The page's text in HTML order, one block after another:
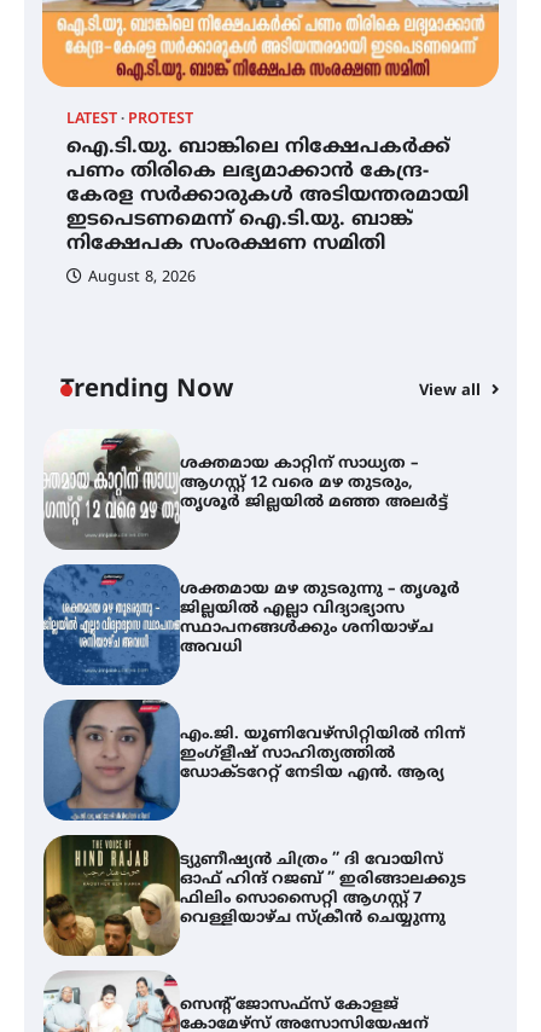
LATEST PROTEST
ഐ.ടി.യു. ബാങ്കിലെ നിക്ഷേപകർക്ക്
പണം തിരികെ ലഭ്യമാക്കാൻ കേന്ദ്ര-
കേരള സർക്കാരുകൾ അടിയന്തരമായി
ഇടപെടണമെന്ന് ഐ.ടി.യു. ബാങ്ക്
നിക്ഷേപക സംരക്ഷണ സമിതി
August 8, 2026
Trending Now View all
ട്യുണീഷ്യൻ ചിത്രം ” ദി വോയിസ്
ഓഫ് ഹിന്ദ് റജബ് ” ഇരിങ്ങാലക്കുട
ഫിലിം സൊസൈറ്റി ആഗസ്റ്റ് 7
സെന്റ് ജോസഫ്സ് കോളജ്
കോമേഴ്‌സ് അസോസിയേഷന്
തുടക്കമായി
ഇടപെടണമെന്ന് ഐ.ടി.യു. ബാങ്ക്
നിക്ഷേപക സംരക്ഷണ സമിതി
ശക്തമായ കാറ്റിന് സാധ്യത –
ആഗസ്റ്റ് 12 വരെ മഴ തുടരും,
തൃശൂർ ജില്ലയിൽ മഞ്ഞ അലർട്ട്
ശക്തമായ മഴ തുടരുന്നു – തൃശൂർ
ജില്ലയിൽ എല്ലാ വിദ്യാഭ്യാസ
സ്ഥാപനങ്ങൾക്കും ശനിയാഴ്ച
അവധി
എം.ജി. യൂണിവേഴ്‌സിറ്റിയിൽ നിന്ന്
ഇംഗ്ളീഷ് സാഹിത്യത്തിൽ
ഡോക്ടറേറ്റ് നേടിയ എൻ. ആര്യ
ട്യുണീഷ്യൻ ചിത്രം ” ദി വോയിസ്
ഓഫ് ഹിന്ദ് റജബ് ” ഇരിങ്ങാലക്കുട
ഫിലിം സൊസൈറ്റി ആഗസ്റ്റ് 7
വെള്ളിയാഴ്ച സ്‌ക്രീൻ ചെയ്യുന്നു
സെന്റ് ജോസഫ്സ് കോളജ്
കോമേഴ്‌സ് അസോസിയേഷന്